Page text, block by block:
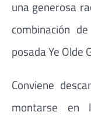
una generosa
combinación
posada Ye Olde
Conviene
montarse en